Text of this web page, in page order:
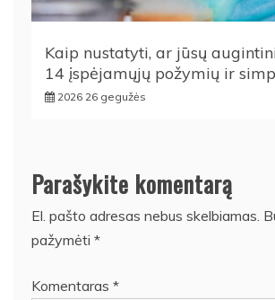
Kaip nustatyti, ar jūsų
14 įspėjamųjų požymių ir
2026 26 gegužės
Parašykite komentarą
El. pašto adresas nebus skelbiamas.
pažymėti *
Komentaras *